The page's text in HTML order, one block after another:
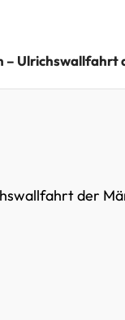
Ulrichswallfahrt
der